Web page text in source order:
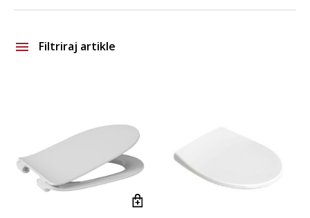
Filtriraj artikle
Vrsta asortimana
Glavna boja